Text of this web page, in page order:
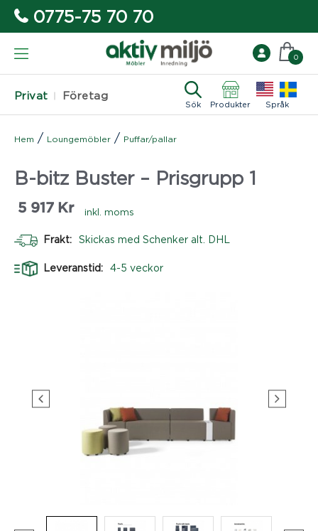
0775-75 70 70
Privat Företag
Sök Produkter Språk
0
Hem / Loungemöbler / Puffar/pallar
B-bitz Buster – Prisgrupp 1
5 917 Kr inkl. moms
Frakt: Skickas med Schenker alt. DHL
Leveranstid: 4-5 veckor